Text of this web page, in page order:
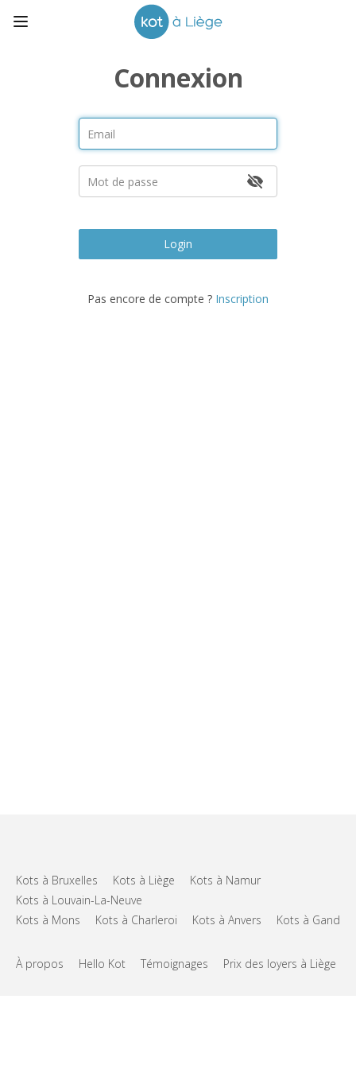
Connexion
Login
Pas encore de compte ? Inscription
Kots à Bruxelles Kots à Liège
Kots à Namur
Kots à Louvain-La-Neuve
Kots à Mons
Kots à Charleroi Kots à Anvers Kots à Gand
À propos Hello Kot Témoignages Prix des loyers à Liège